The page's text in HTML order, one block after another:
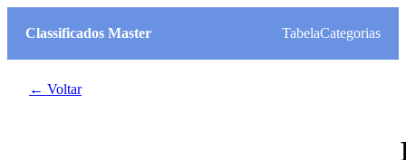
Classificados Master TabelaCategorias
← Voltar